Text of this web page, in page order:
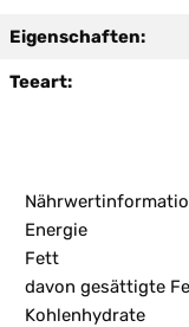
Eigenschaften:
Teeart:
Energie
Fett
davon gesättigte
Kohlenhydrate